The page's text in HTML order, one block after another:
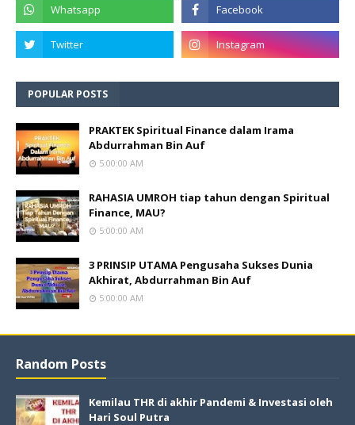
POPULAR POSTS
PRAKTEK Spiritual Finance dalam Irama
Abdurrahman Bin Auf
5:00:00 AM
RAHASIA UMROH tiap tahun dengan Spiritual
Finance, MAU?
5:00:00 AM
3 PRINSIP UTAMA Pengusaha Sukses Dunia
Akhirat, Abdurrahman Bin Auf
5:00:00 AM
Random Posts
Kemilau THR di akhir Pandemi & Investasi oleh
Hari Soul Putra